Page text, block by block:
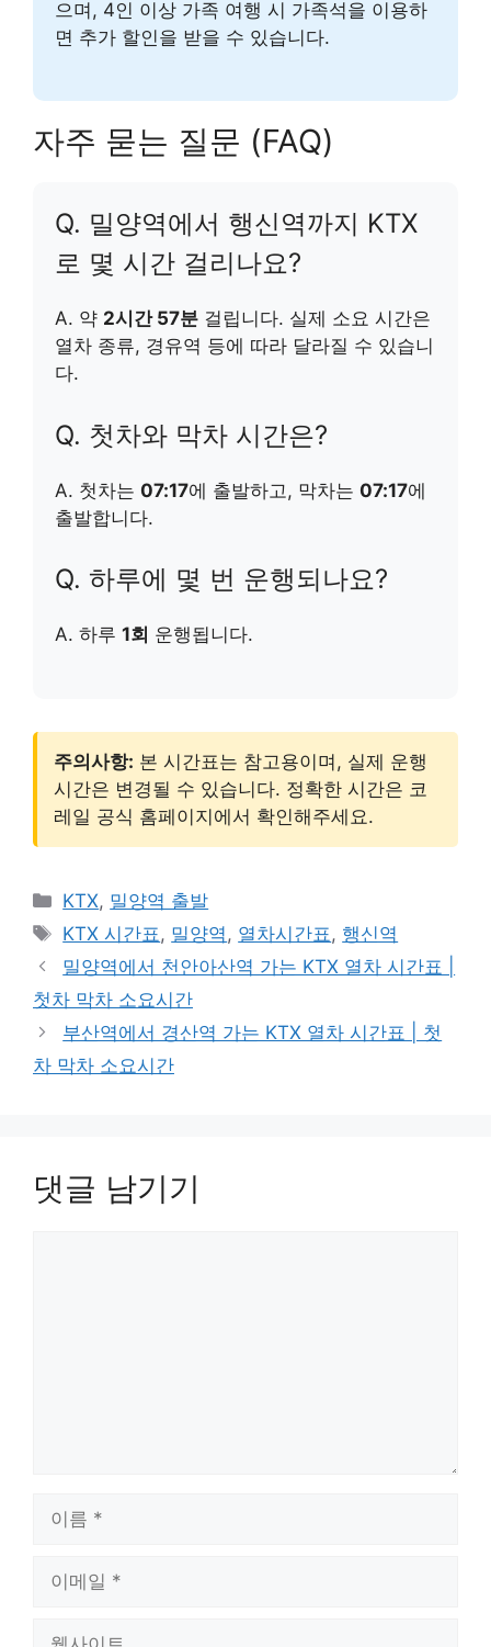
으며, 4인 이상 가족 여행 시 가족석을 이용하
면 추가 할인을 받을 수 있습니다.
자주 묻는 질문 (FAQ)
Q. 밀양역에서 행신역까지 KTX
로 몇 시간 걸리나요?
A. 약 2시간 57분 걸립니다. 실제 소요 시간은
열차 종류, 경유역 등에 따라 달라질 수 있습니
다.
Q. 첫차와 막차 시간은?
A. 첫차는 07:17에 출발하고, 막차는 07:17에
출발합니다.
Q. 하루에 몇 번 운행되나요?
A. 하루 1회 운행됩니다.
주의사항: 본 시간표는 참고용이며, 실제 운행
시간은 변경될 수 있습니다. 정확한 시간은 코
레일 공식 홈페이지에서 확인해주세요.
카
테
리
KTX, 밀양역 출발
태
그
KTX 시간표 , 밀양역 , 열차시간표 , 행신역
밀양역에서 천안아산역 가는 KTX 열차 시간표 |
첫차 막차 소요시간
부산역에서 경산역 가는 KTX 열차 시간표 | 첫
차 막차 소요시간
댓글 남기기